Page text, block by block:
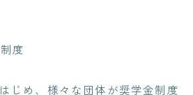
度
じめ、様々な団体が奨学金制度